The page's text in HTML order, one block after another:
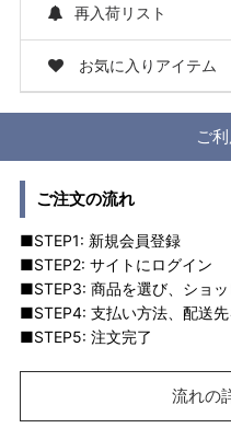
再入荷リスト
お気に入りアイテム
ご
ご注文の流れ
■STEP1: 新規会員登録
■STEP2: サイトにログイン
■STEP3: 商品を選び、ショ
■STEP4: 支払い方法、配送
■STEP5: 注文完了
流れの